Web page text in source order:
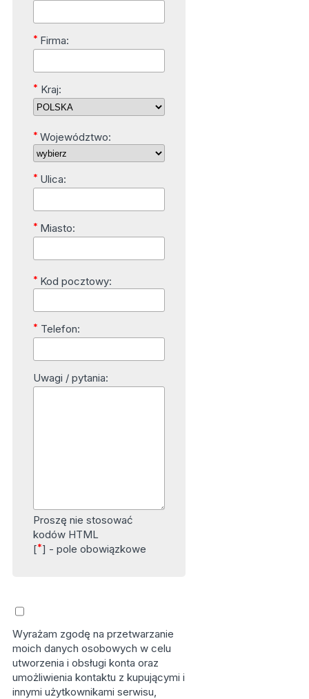
* Firma:
* Kraj:
* Województwo:
* Ulica:
* Miasto:
* Kod pocztowy:
* Telefon:
Uwagi / pytania:
Proszę nie stosować
kodów HTML
[*] - pole obowiązkowe
Wyrażam zgodę na przetwarzanie
moich danych osobowych w celu
utworzenia i obsługi konta oraz
umożliwienia kontaktu z kupującymi i
innymi użytkownikami serwisu,